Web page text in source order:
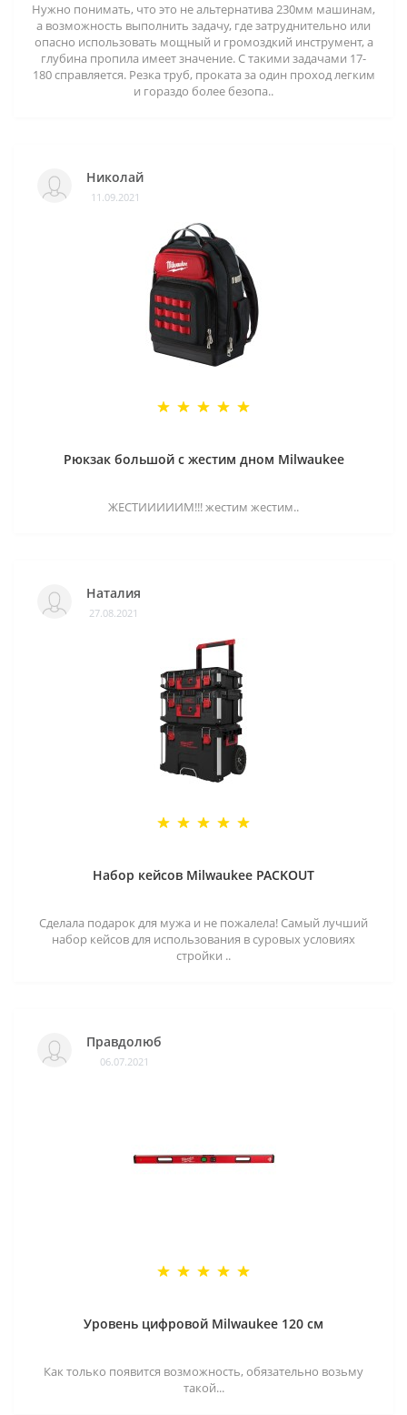
Нужно понимать, что это не альтернатива 230мм машинам,
а возможность выполнить задачу, где затруднительно или
опасно использовать мощный и громоздкий инструмент, а
глубина пропила имеет значение. С такими задачами 17-
180 справляется. Резка труб, проката за один проход легким
и гораздо более безопа..
Николай
11.09.2021
Рюкзак большой с жестим дном Milwaukee
ЖЕСТИИИИИМ!!! жестим жестим..
Наталия
27.08.2021
Набор кейсов Milwaukee PACKOUT
Сделала подарок для мужа и не пожалела! Самый лучший
набор кейсов для использования в суровых условиях
стройки ..
Правдолюб
06.07.2021
Уровень цифровой Milwaukee 120 см
Как только появится возможность, обязательно возьму
такой...